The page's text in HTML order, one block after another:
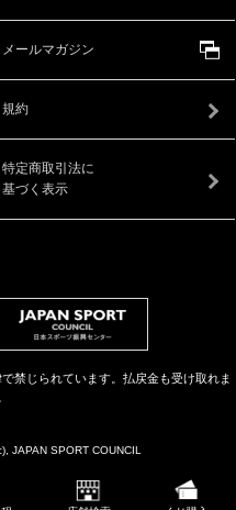
メールマガジン
規約
特定商取引法に
基づく表示
禁じられています。払戻金も受け取れま
JAPAN SPORT COUNCIL